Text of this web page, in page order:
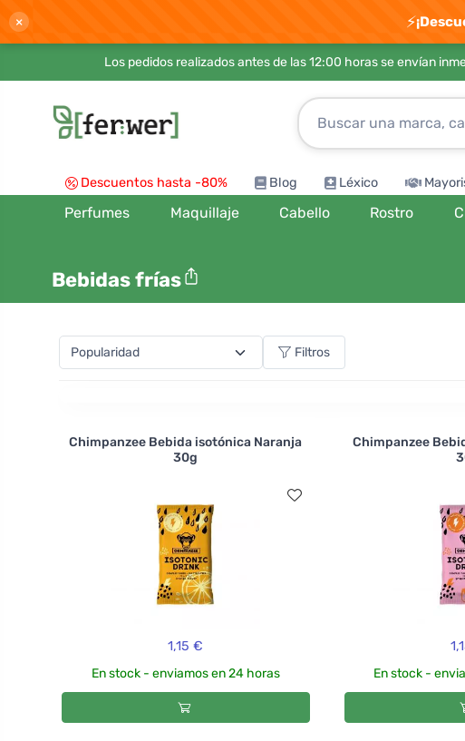
× ⚡
Los pedidos realizados antes de las 12:00 horas se envían
Descuentos hasta -80% Blog Léxico
Perfumes Maquillaje Cabello Rostro
Bebidas frías
Filtros
Chimpanzee Bebida isotónica Naranja
30g
1,15 €
En stock - enviamos en 24 horas
Chimpanzee
En stock -